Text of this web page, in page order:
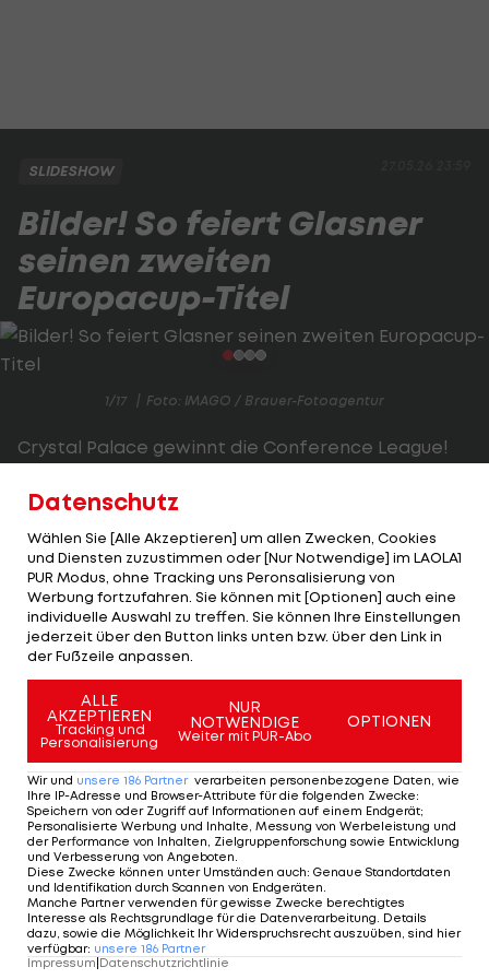
SLIDESHOW
Bilder! So feiert Glasner
seinen zweiten
Europacup-Titel
1/17 Foto: IMAGO / Brauer-Fotoagentur
Crystal Palace gewinnt die Conference League!
Mit einem1:0-Sieg über Rayo Vallecano
Titel. Für Erfolgscoach Oliver Glasner ist es in
seinem letzten Spiel beim Klub aus London der
perfekte Abschied - und sein zweiter Europacup-
Titel.
1 VON 17
KOMMENTARE
Datenschutz
Wählen Sie [Alle Akzeptieren] um allen Zwecken, Cookies
und Diensten zuzustimmen oder [Nur Notwendige] im LAOLA1
PUR Modus, ohne Tracking uns Peronsalisierung von
Werbung fortzufahren. Sie können mit [Optionen] auch eine
individuelle Auswahl zu treffen. Sie können Ihre Einstellungen
jederzeit über den Button links unten bzw. über den Link in
der Fußzeile anpassen.
ALLE
AKZEPTIEREN
Tracking und
Personalisierung
NUR
NOTWENDIGE
Weiter mit PUR-Abo
OPTIONEN
Wir und unsere 186 Partner verarbeiten personenbezogene Daten, wie
Ihre IP-Adresse und Browser-Attribute für die folgenden Zwecke:
Speichern von oder Zugriff auf Informationen auf einem Endgerät;
Personalisierte Werbung und Inhalte, Messung von Werbeleistung und
der Performance von Inhalten, Zielgruppenforschung sowie Entwicklung
und Verbesserung von Angeboten.
Diese Zwecke können unter Umständen auch: Genaue Standortdaten
und Identifikation durch Scannen von Endgeräten.
Manche Partner verwenden für gewisse Zwecke berechtigtes
Interesse als Rechtsgrundlage für die Datenverarbeitung. Details
dazu, sowie die Möglichkeit Ihr Widerspruchsrecht auszuüben, sind hier
verfügbar: unsere 186 Partner
Impressum Datenschutzrichtlinie